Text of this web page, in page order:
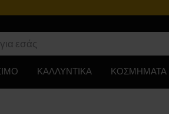
ΚΑΛΛΥΝΤΙΚΑ ΚΟΣΜΗΜΑΤΑ